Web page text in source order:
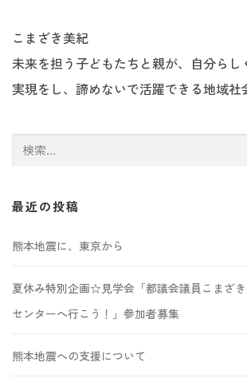
こまざき美紀
未来を担う子どもたちと親が、自分らし
実現をし、諦めないで活躍できる地域社
検
最近の投稿
熊本地震に、東京から
夏休み特別企画☆見学会「都議会議員こまざ
センターへ行こう！」参加者募集
熊本地震への支援について